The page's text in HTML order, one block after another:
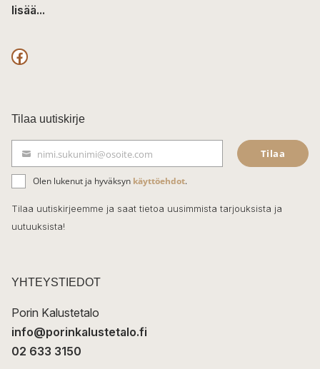
lisää...
F
c
e
b
o
o
k
Tilaa uutiskirje
ä
h
k
t
nimi.sukunimi@osoite.com Tilaa
Olen lukenut ja hyväksyn käyttöehdot.
Tilaa uutiskirjeemme ja saat tietoa uusimmista tarjouksista ja
uutuuksista!
YHTEYSTIEDOT
Porin Kalustetalo
info@porinkalustetalo.fi
02 633 3150